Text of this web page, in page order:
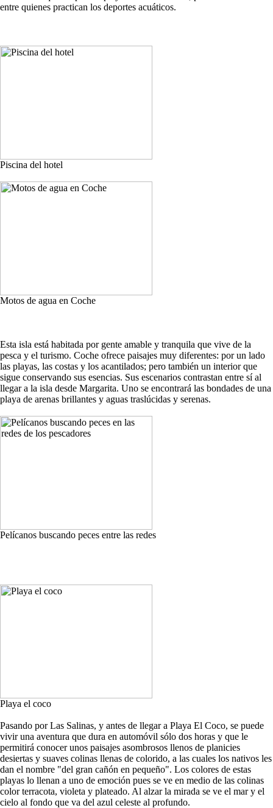
entre quienes practican los deportes acuáticos.
Piscina del hotel
Motos de agua en Coche
Esta isla está habitada por gente amable y tranquila que vive de la
pesca y el turismo. Coche ofrece paisajes muy diferentes: por un lado
las playas, las costas y los acantilados; pero también un interior que
sigue conservando sus esencias. Sus escenarios contrastan entre sí al
llegar a la isla desde Margarita. Uno se encontrará las bondades de una
playa de arenas brillantes y aguas traslúcidas y serenas.
Pelícanos buscando peces entre las redes
Playa el coco
Pasando por Las Salinas, y antes de llegar a Playa El Coco, se puede
vivir una aventura que dura en automóvil sólo dos horas y que le
permitirá conocer unos paisajes asombrosos llenos de planicies
desiertas y suaves colinas llenas de colorido, a las cuales los nativos les
dan el nombre "del gran cañón en pequeño". Los colores de estas
playas lo llenan a uno de emoción pues se ve en medio de las colinas
color terracota, violeta y plateado. Al alzar la mirada se ve el mar y el
cielo al fondo que va del azul celeste al profundo.